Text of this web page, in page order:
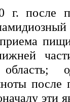
г. после
эти